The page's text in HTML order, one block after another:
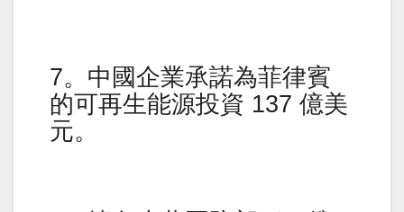
7。中國企業承諾為菲律賓
的可再生能源投資 137 億美
元。